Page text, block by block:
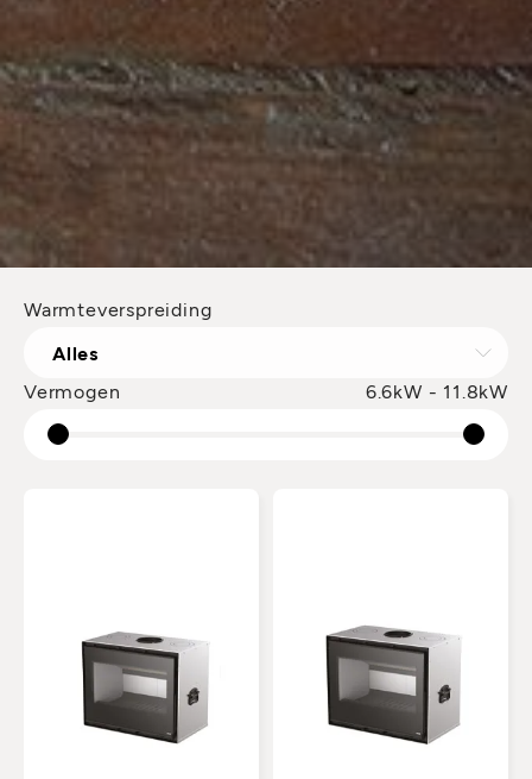
Warmteverspreiding
Alles
Vermogen
6.6kW - 11.8kW